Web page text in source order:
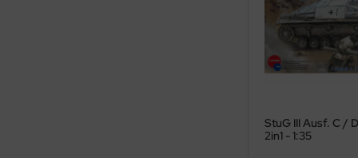
StuG III Ausf. C /
2in1 - 1:35